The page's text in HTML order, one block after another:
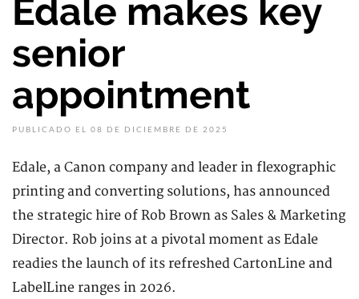
Edale makes key
senior
appointment
PUBLICADO EL 08 DE DICIEMBRE DE 2025
Edale, a Canon company and leader in flexographic
printing and converting solutions, has announced
the strategic hire of Rob Brown as Sales & Marketing
Director. Rob joins at a pivotal moment as Edale
readies the launch of its refreshed CartonLine and
LabelLine ranges in 2026.